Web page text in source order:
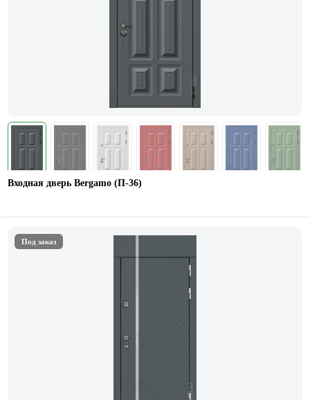
Входная дверь Bergamo (П-36)
Под заказ